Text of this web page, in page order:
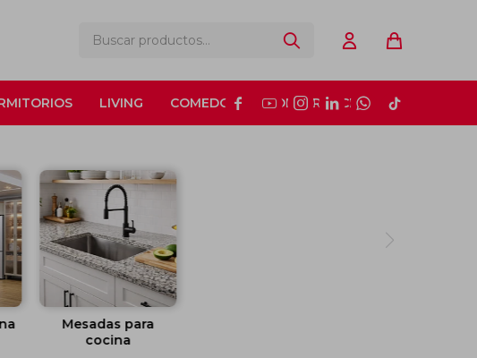
LIVING COMEDOR CONSTRUCCIÓN
     
Mesadas para
cocina